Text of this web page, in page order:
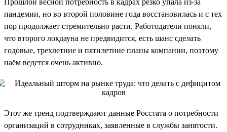
пандемии, но во второй половине года восстановилась и с тех
пор продолжает стремительно расти. Работодатели поняли,
что второго локдауна не предвидится, есть шанс сделать
годовые, трехлетние и пятилетние планы компании, поэтому
наём ведется очень активно.
Этот же тренд подтверждают данные Росстата о потребности
организаций в сотрудниках, заявленные в службы занятости.